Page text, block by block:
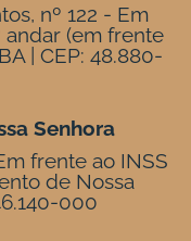
nº 122 - Em
andar (em frente
| CEP: 48.880-
Senhora
frente ao INSS
de Nossa
000